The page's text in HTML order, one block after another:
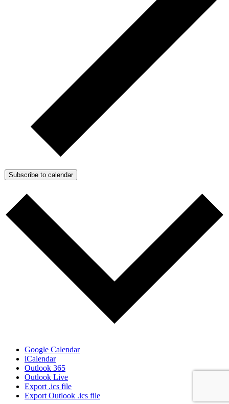
Subscribe to calendar
Google Calendar
iCalendar
Outlook 365
Outlook Live
Export .ics file
Export Outlook .ics file